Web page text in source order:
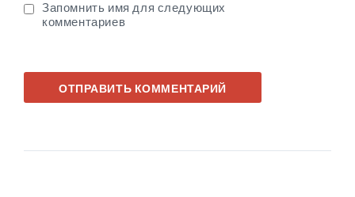
Запомнить имя для следующих
комментариев